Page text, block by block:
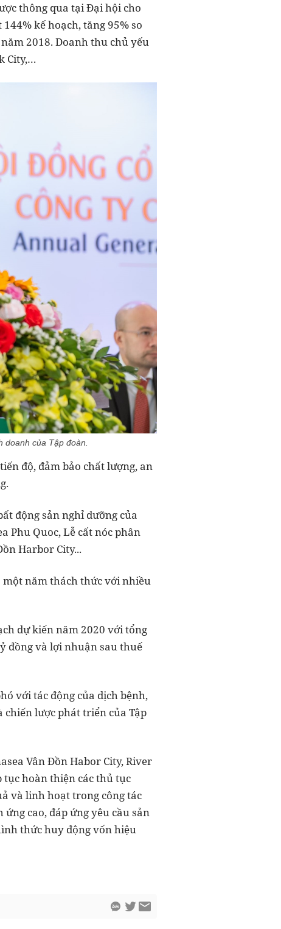
thông qua tại Đại hội cho
kế hoạch, tăng 95% so
2018. Doanh thu chủ yếu
City,…
của Tập đoàn.
độ, đảm bảo chất lượng, an
động sản nghỉ dưỡng của
Phu Quoc, Lễ cất nóc phân
Harbor City...
một năm thách thức với nhiều
dự kiến năm 2020 với tổng
đồng và lợi nhuận sau thuế
với tác động của dịch bệnh,
lược phát triển của Tập
Vân Đồn Habor City, River
tục hoàn thiện các thủ tục
và linh hoạt trong công tác
cao, đáp ứng yêu cầu sản
thức huy động vốn hiệu